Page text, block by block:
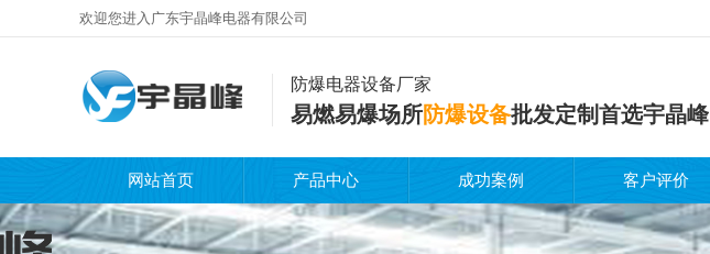
欢迎您进入广东宇晶峰电器有限公司
防爆电器设备厂家
易燃易爆场所防爆设备批发定制首选宇晶峰
网站首页 产品中心 成功案例 客户评价